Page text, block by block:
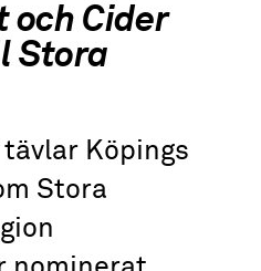
och Cider
Stora
tävlar Köpings
Stora